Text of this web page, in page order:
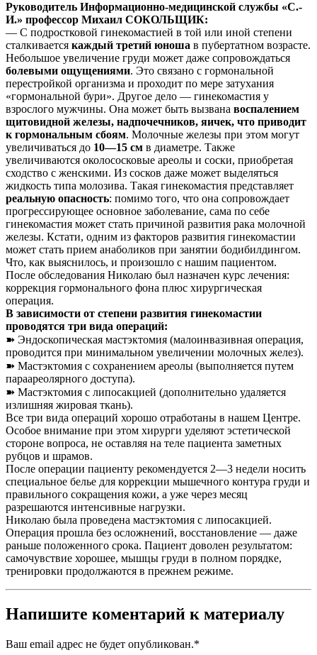
Руководитель Информационно-медицинской службы «С.-
И.» профессор Михаил СОКОЛЬЩИК:
— С подростковой гинекомастией в той или иной степени
сталкивается каждый третий юноша в пубертатном возрасте.
Небольшое увеличение груди может даже сопровождаться
болевыми ощущениями. Это связано с гормональной
перестройкой организма и проходит по мере затухания
«гормональной бури». Другое дело — гинекомастия у
взрослого мужчины. Она может быть вызвана воспалением
щитовидной железы, надпочечников, яичек, что приводит
к гормональным сбоям. Молочные железы при этом могут
увеличиваться до 10—15 см в диаметре. Также
увеличиваются околососковые ареолы и соски, приобретая
сходство с женскими. Из сосков даже может выделяться
жидкость типа молозива. Такая гинекомастия представляет
реальную опасность: помимо того, что она сопровождает
прогрессирующее основное заболевание, сама по себе
гинекомастия может стать причиной развития рака молочной
железы. Кстати, одним из факторов развития гинекомастии
может стать прием анаболиков при занятии бодибилдингом.
Что, как выяснилось, и произошло с нашим пациентом.
После обследования Николаю был назначен курс лечения:
коррекция гормонального фона плюс хирургическая
операция.
В зависимости от степени развития гинекомастии
проводятся три вида операций:
➽ Эндоскопическая мастэктомия (малоинвазивная операция,
проводится при минимальном увеличении молочных желез).
➽ Мастэктомия с сохранением ареолы (выполняется путем
параареолярного доступа).
➽ Мастэктомия с липосакцией (дополнительно удаляется
излишняя жировая ткань).
Все три вида операций хорошо отработаны в нашем Центре.
Особое внимание при этом хирурги уделяют эстетической
стороне вопроса, не оставляя на теле пациента заметных
рубцов и шрамов.
После операции пациенту рекомендуется 2—3 недели носить
специальное белье для коррекции мышечного контура груди и
правильного сокращения кожи, а уже через месяц
разрешаются интенсивные нагрузки.
Николаю была проведена мастэктомия с липосакцией.
Операция прошла без осложнений, восстановление — даже
раньше положенного срока. Пациент доволен результатом:
самочувствие хорошее, мышцы груди в полном порядке,
тренировки продолжаются в прежнем режиме.
Напишите коментарий к материалу
Ваш email адрес не будет опубликован.*